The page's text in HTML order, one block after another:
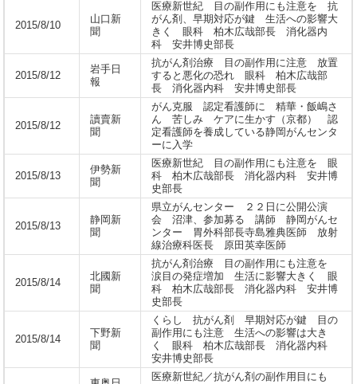
2015/8/10
山口新
聞
医療新世紀 目の副作用にも注意を 抗
がん剤、早期対応が鍵 生活への影響大
きく 眼科 柏木広哉部長 消化器内
科 安井博史部長
2015/8/12
岩手日
報
抗がん剤治療 目の副作用に注意 放置
すると悪化の恐れ 眼科 柏木広哉部
長 消化器内科 安井博史部長
2015/8/12
讀賣新
聞
がん克服 認定看護師に 精華・飯嶋さ
ん 苦しみ ケアに生かす（京都） 認
定看護師を養成している静岡がんセンタ
ーに入学
2015/8/13
伊勢新
聞
医療新世紀 目の副作用にも注意を 眼
科 柏木広哉部長 消化器内科 安井博
史部長
2015/8/13
静岡新
聞
県立がんセンター ２２日に公開公演
会 沼津、参加募る 講師 静岡がんセ
ンター 胃外科部長寺島雅典医師 放射
線治療科医長 原田英幸医師
2015/8/14
北國新
聞
抗がん剤治療 目の副作用にも注意を
涙目の発症増加 生活に影響大きく 眼
科 柏木広哉部長 消化器内科 安井博
史部長
2015/8/14
下野新
聞
くらし 抗がん剤 早期対応が鍵 目の
副作用にも注意 生活への影響は大き
く 眼科 柏木広哉部長 消化器内科
安井博史部長
医療新世紀／抗がん剤の副作用目にも